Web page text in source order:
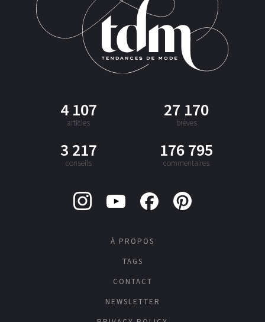
4 107
articles
27 170
brèves
3 217
conseils
176 795
commentaires
À PROPOS
TAGS
CONTACT
NEWSLETTER